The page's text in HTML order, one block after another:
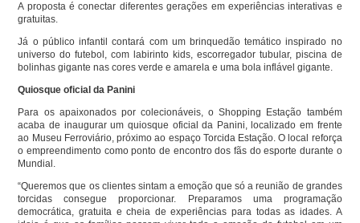
A proposta é conectar diferentes gerações em experiências interativas e
gratuitas.
Já o público infantil contará com um brinquedão temático inspirado no
universo do futebol, com labirinto kids, escorregador tubular, piscina de
bolinhas gigante nas cores verde e amarela e uma bola inflável gigante.
Quiosque oficial da Panini
Para os apaixonados por colecionáveis, o Shopping Estação também
acaba de inaugurar um quiosque oficial da Panini, localizado em frente
ao Museu Ferroviário, próximo ao espaço Torcida Estação. O local reforça
o empreendimento como ponto de encontro dos fãs do esporte durante o
Mundial.
“Queremos que os clientes sintam a emoção que só a reunião de grandes
torcidas consegue proporcionar. Preparamos uma programação
democrática, gratuita e cheia de experiências para todas as idades. A